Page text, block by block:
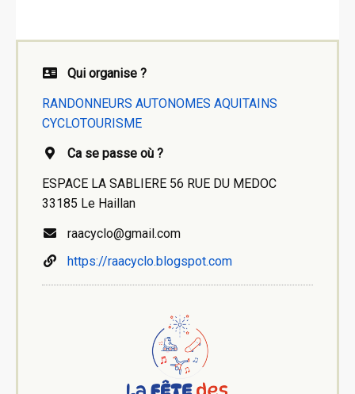
Qui organise ?
RANDONNEURS AUTONOMES AQUITAINS
CYCLOTOURISME
Ca se passe où ?
ESPACE LA SABLIERE 56 RUE DU MEDOC
33185 Le Haillan
raacyclo@gmail.com
https://raacyclo.blogspot.com